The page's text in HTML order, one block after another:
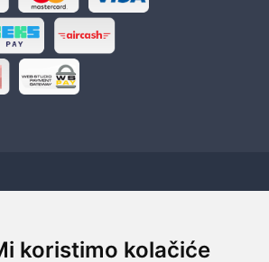
koristimo kolačiće
dostava
dana kod vas